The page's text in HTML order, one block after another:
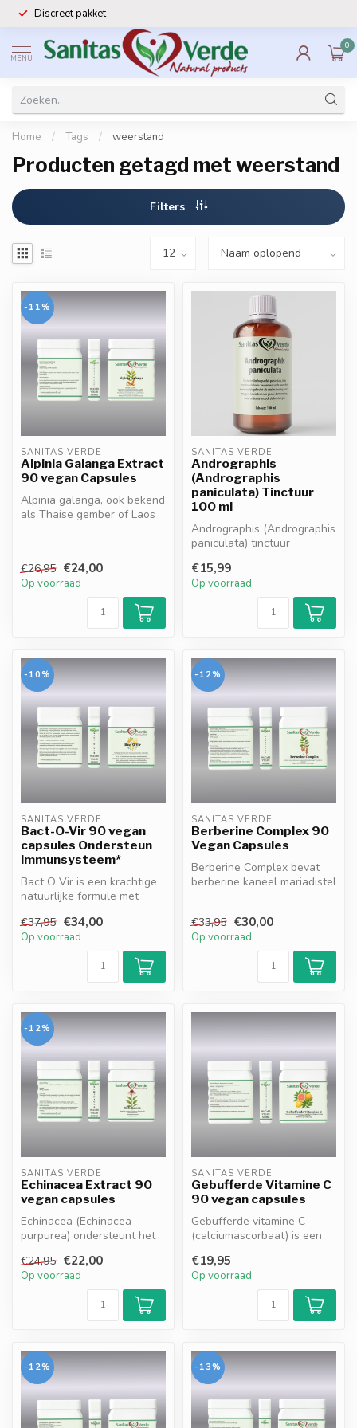
Discreet pakket
MENU
0
Home / Tags / weerstand
Producten getagd met weerstand
Filters
-11%
SANITAS VERDE
Alpinia Galanga Extract
90 vegan Capsules
Alpinia galanga, ook bekend
als Thaise gember of Laos
€26,95 €24,00
Op voorraad
SANITAS VERDE
Andrographis
(Andrographis
paniculata) Tinctuur
100 ml
Andrographis (Andrographis
paniculata) tinctuur
immu...
€15,99
Op voorraad
-10%
SANITAS VERDE
Bact-O-Vir 90 vegan
capsules Ondersteun
Immunsysteem*
Bact O Vir is een krachtige
natuurlijke formule met
Kurkuma,...
€37,95 €34,00
Op voorraad
-12%
SANITAS VERDE
Berberine Complex 90
Vegan Capsules
Berberine Complex bevat
berberine kaneel mariadistel
€33,95 €30,00
Op voorraad
-12%
SANITAS VERDE
Echinacea Extract 90
vegan capsules
Echinacea (Echinacea
purpurea) ondersteunt het
en help...
€24,95 €22,00
Op voorraad
SANITAS VERDE
Gebufferde Vitamine C
90 vegan capsules
Gebufferde vitamine C
(calciumascorbaat) is een
vorm van...
€19,95
Op voorraad
-12% -13%